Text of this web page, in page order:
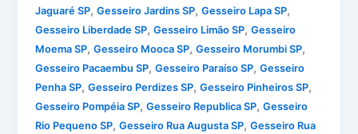
Jaguaré SP,Gesseiro Jardins SP,Gesseiro Lapa SP,
Gesseiro Liberdade SP,Gesseiro Limão SP,Gesseiro
Moema SP,Gesseiro Mooca SP,Gesseiro Morumbi SP,
Gesseiro Pacaembu SP,Gesseiro Paraíso SP,Gesseiro
Penha SP,Gesseiro Perdizes SP,Gesseiro Pinheiros SP,
Gesseiro Pompéia SP,Gesseiro Republica SP,Gesseiro
Rio Pequeno SP,Gesseiro Rua Augusta SP,Gesseiro Rua